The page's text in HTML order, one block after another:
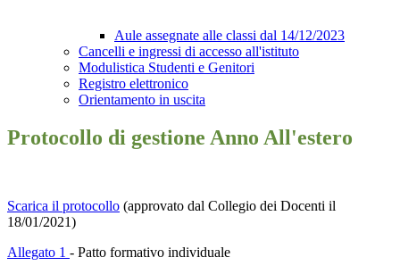
Aule assegnate alle classi dal 14/12/2023
Cancelli e ingressi di accesso all'istituto
Modulistica Studenti e Genitori
Registro elettronico
Orientamento in uscita
Protocollo di gestione Anno All'estero
Scarica il protocollo (approvato dal Collegio dei Docenti il
18/01/2021)
Allegato 1 - Patto formativo individuale